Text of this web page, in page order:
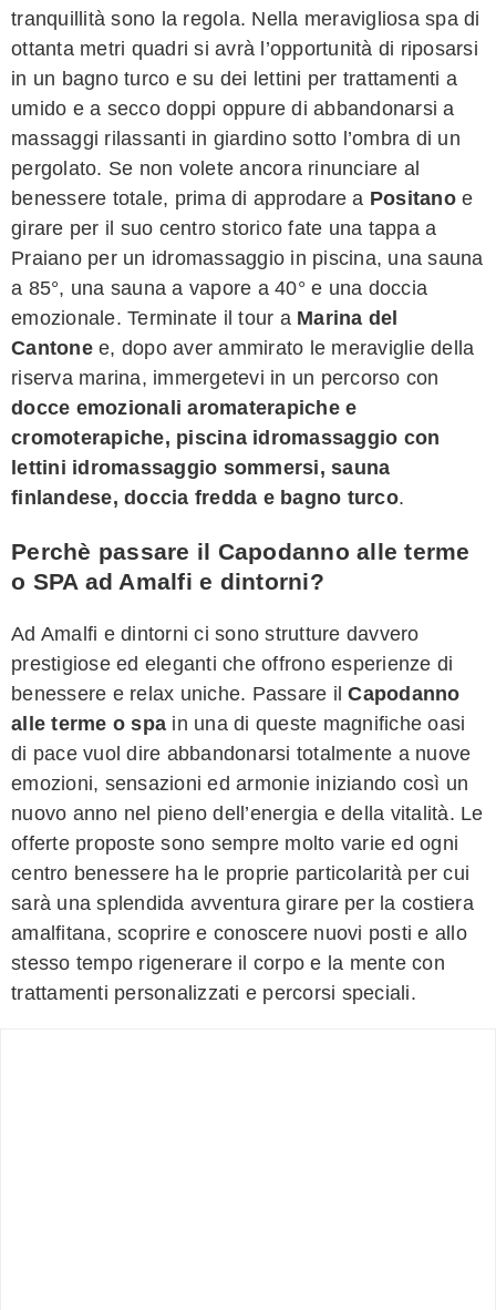
tranquillità sono la regola. Nella meravigliosa spa di
ottanta metri quadri si avrà l’opportunità di riposarsi
in un bagno turco e su dei lettini per trattamenti a
umido e a secco doppi oppure di abbandonarsi a
massaggi rilassanti in giardino sotto l’ombra di un
pergolato. Se non volete ancora rinunciare al
benessere totale, prima di approdare a Positano e
girare per il suo centro storico fate una tappa a
Praiano per un idromassaggio in piscina, una sauna
a 85°, una sauna a vapore a 40° e una doccia
emozionale. Terminate il tour a Marina del
Cantonee, dopo aver ammirato le meraviglie della
riserva marina, immergetevi in un percorso con
docce emozionali aromaterapiche e
cromoterapiche, piscina idromassaggio con
lettini idromassaggio sommersi, sauna
finlandese, doccia fredda e bagno turco.
Perchè passare il Capodanno alle terme
o SPA ad Amalfi e dintorni?
Ad Amalfi e dintorni ci sono strutture davvero
prestigiose ed eleganti che offrono esperienze di
benessere e relax uniche. Passare ilCapodanno
alle terme o spa in una di queste magnifiche oasi
di pace vuol dire abbandonarsi totalmente a nuove
emozioni, sensazioni ed armonie iniziando così un
nuovo anno nel pieno dell’energia e della vitalità. Le
offerte proposte sono sempre molto varie ed ogni
centro benessere ha le proprie particolarità per cui
sarà una splendida avventura girare per la costiera
amalfitana, scoprire e conoscere nuovi posti e allo
stesso tempo rigenerare il corpo e la mente con
trattamenti personalizzati e percorsi speciali.